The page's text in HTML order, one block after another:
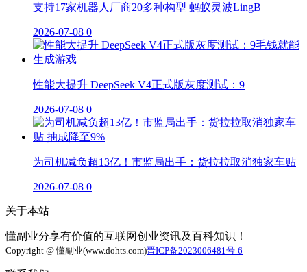
支持17家机器人厂商20多种构型 蚂蚁灵波LingB
2026-07-08 0
性能大提升 DeepSeek V4正式版灰度测试：9
2026-07-08 0
为司机减负超13亿！市监局出手：货拉拉取消独家车贴
2026-07-08 0
关于本站
懂副业分享有价值的互联网创业资讯及百科知识！
Copyright @ 懂副业(www.dohts.com)晋ICP备2023006481号-6